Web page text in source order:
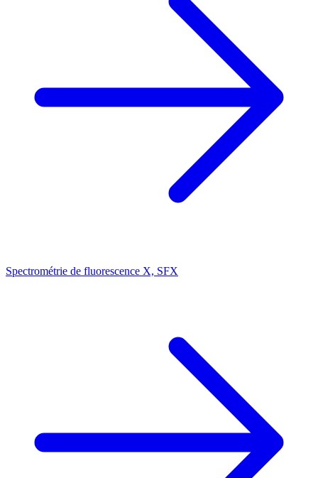
Spectrométrie de fluorescence X, SFX